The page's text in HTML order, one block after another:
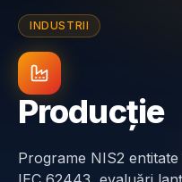
Conformitate
Centraleyezer
INDUSTRII
Producție
Programe NIS2